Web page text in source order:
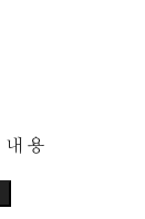
내용